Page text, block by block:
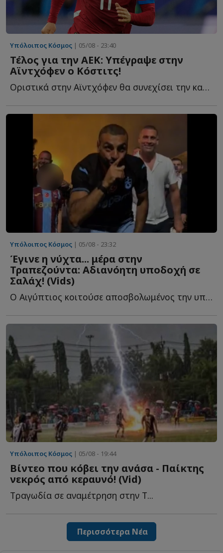
Υπόλοιπος Κόσμος | 05/08 - 23:40
Τέλος για την ΑΕΚ: Υπέγραψε στην
Αϊντχόφεν ο Κόστιτς!
Οριστικά στην Αϊντχόφεν θα συνεχίσει την καριέρα του ο...
Υπόλοιπος Κόσμος | 05/08 - 23:32
Έγινε η νύχτα... μέρα στην
Τραπεζούντα: Αδιανόητη υποδοχή σε
Σαλάχ! (Vids)
Ο Αιγύπτιος κοιτούσε αποσβολωμένος την υποδοχή που τ...
Υπόλοιπος Κόσμος | 05/08 - 19:44
Βίντεο που κόβει την ανάσα - Παίκτης
νεκρός από κεραυνό! (Vid)
Tραγωδία σε αναμέτρηση στην Τ...
Περισσότερα Νέα